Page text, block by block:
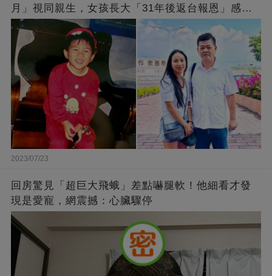
月」視同親生，女孩長大「31年後返台報恩」感動
全網
2023/07/23
回房驚見「超巨大飛蛾」差點嚇腿軟！他細看才發
現是愛寵，網震撼：心臟驟停